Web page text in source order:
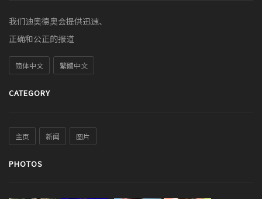
我们迪奥德奥会提供迅速、
正确和公正的报道
简体中文 繁體中文
CATEGORY
主页 新闻 图片
PHOTOS